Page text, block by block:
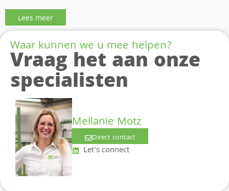
Lees meer
Waar kunnen we u mee helpen?
Vraag het aan onze
specialisten
Mellanie Motz
Direct contact
Let's connect